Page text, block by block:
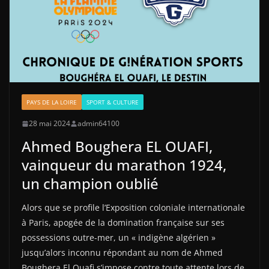
PAYS DE LA LOIRE SPORT & CULTURE
28 mai 2024 admin64100
Ahmed Boughera EL OUAFI,
vainqueur du marathon 1924,
un champion oublié
Alors que se profile l’Exposition coloniale internationale
à Paris, apogée de la domination française sur ses
possessions outre-mer, un « indigène algérien »
jusqu’alors inconnu répondant au nom de Ahmed